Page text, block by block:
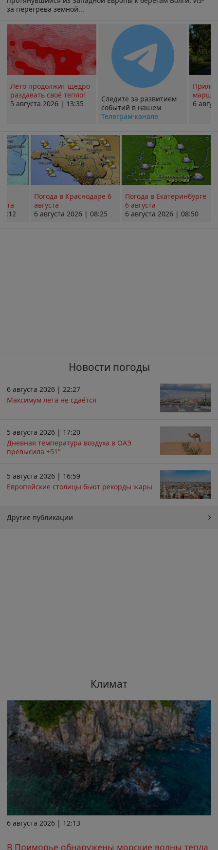
за перегрева земной...
Лето продолжит щедро
раздавать своё тепло!
5 августа 2026 | 13:35
Следите за развитием
событий в нашем
Телеграм-канале
6
Погода в Краснодаре 6
августа
6 августа 2026 | 08:25
Погода в Екатеринбурге
6 августа
6 августа 2026 | 08:50
Новости погоды
6 августа 2026 | 22:27
Максимум лета не сдаётся
5 августа 2026 | 17:20
Дневная температура воздуха в ОАЭ
превысила +51°
5 августа 2026 | 16:59
Европейские столицы бьют рекорды жары
Другие публикации
Климат
6 августа 2026 | 12:13
В Приморье обнаружены морские волны тепла